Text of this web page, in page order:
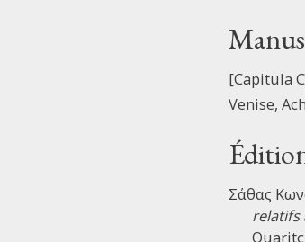
[Capitula
Venise,
Σάθας
relatifs